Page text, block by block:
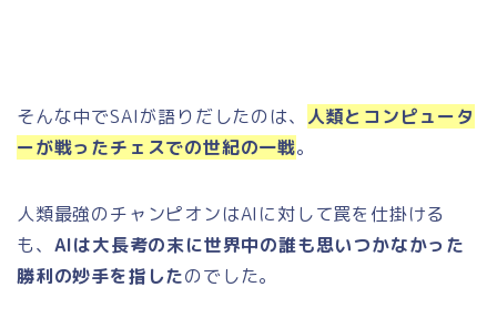
そんな中でSAIが語りだしたのは、 人類とコンピュータ
ーが戦ったチェスでの世紀の一戦。
人類最強のチャンピオンはAIに対して罠を仕掛ける
も、 AIは大長考の末に世界中の誰も思いつかなかった
勝利の妙手を指したのでした。